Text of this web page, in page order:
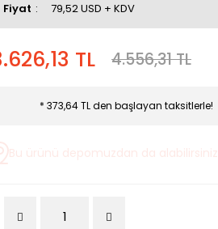
Fiyat 79,52 USD + KDV
TL 4.556,31 TL
* 373,64 TL den başlayan taksitlerle!
Bu ürünü depomuzdan da alabilirsiniz.